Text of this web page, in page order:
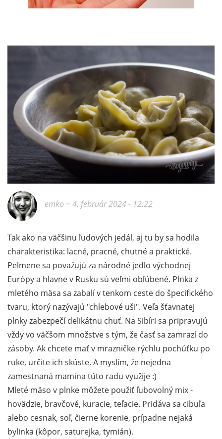
emko ~ 4. február 2024 - 12:22
Tak ako na väčšinu ľudových jedál, aj tu by sa hodila
charakteristika: lacné, pracné, chutné a praktické.
Pelmene sa považujú za národné jedlo východnej
Európy a hlavne v Rusku sú veľmi obľúbené. Plnka z
mletého mäsa sa zabalí v tenkom ceste do špecifického
tvaru, ktorý nazývajú "chlebové uši". Veľa šťavnatej
plnky zabezpečí delikátnu chuť. Na Sibíri sa pripravujú
vždy vo väčšom množstve s tým, že časť sa zamrazí do
zásoby. Ak chcete mať v mrazničke rýchlu pochúťku po
ruke, určite ich skúste. A myslím, že nejedna
zamestnaná mamina túto radu využije :)
Mleté mäso v plnke môžete použiť ľubovolný mix -
hovädzie, bravčové, kuracie, teľacie. Pridáva sa cibuľa
alebo cesnak, soľ, čierne korenie, prípadne nejaká
bylinka (kôpor, saturejka, tymián).